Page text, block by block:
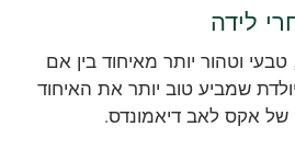
לידה
וטהור יותר מאיחוד בין אם
שמביע טוב יותר את האיחוד
של אקס לאב דיאמונדס.